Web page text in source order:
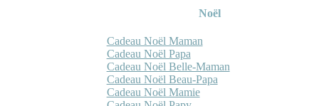
Noël
Cadeau Noël Maman
Cadeau Noël Papa
Cadeau Noël Belle-Maman
Cadeau Noël Beau-Papa
Cadeau Noël Mamie